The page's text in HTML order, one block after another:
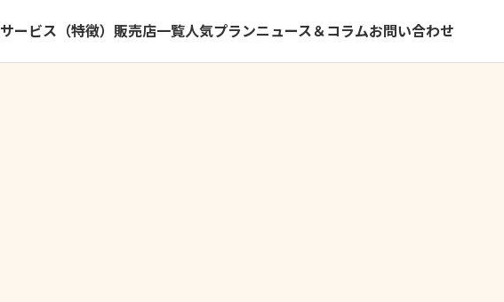
サービス（特徴） 販売店一覧人気プランニュース＆コラムお問い合わせ